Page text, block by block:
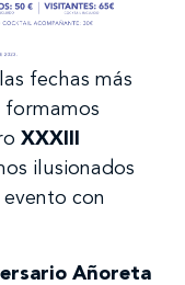
fechas más
formamos
XXXIII
ilusionados
con
Añoreta